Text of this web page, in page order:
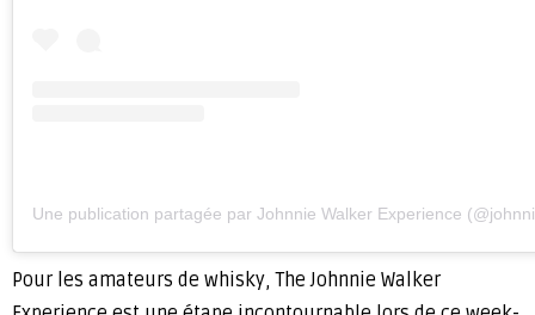
Une publication partagée par Johnnie Walker Experience
Pour les amateurs de whisky, The Johnnie Walker